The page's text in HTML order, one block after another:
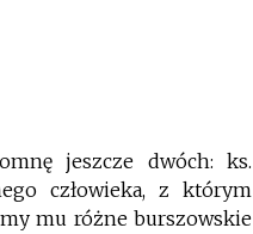
jeszcze dwóch: ks.
człowieka, z którym
mu różne burszowskie